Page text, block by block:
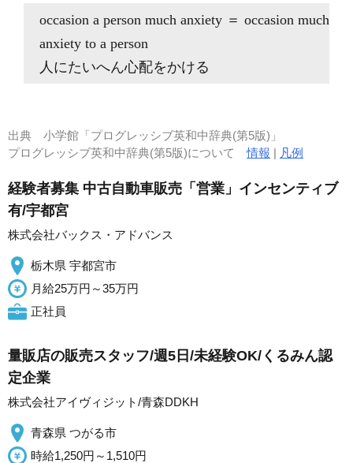
occasion a person much anxiety ＝ occasion much
anxiety to a person
人にたいへん心配をかける
出典 小学館「プログレッシブ英和中辞典(第5版)」
プログレッシブ英和中辞典(第5版)について情報 | 凡例
経験者募集 中古自動車販売「営業」インセンティブ
有/宇都宮
株式会社バックス・アドバンス
栃木県 宇都宮市
月給25万円～35万円
正社員
量販店の販売スタッフ/週5日/未経験OK/くるみん認
定企業
株式会社アイヴィジット/青森DDKH
青森県 つがる市
時給1,250円～1,510円